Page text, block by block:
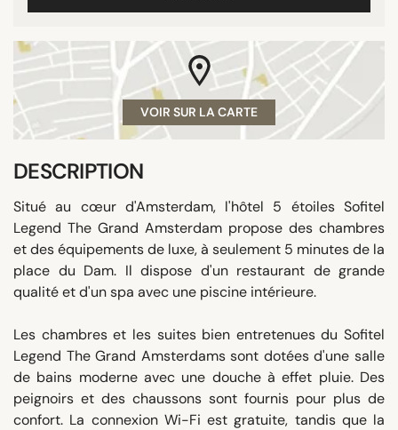
VOIR SUR LA CARTE
DESCRIPTION
Situé au cœur d'Amsterdam, l'hôtel 5 étoiles Sofitel
Legend The Grand Amsterdam propose des chambres
et des équipements de luxe, à seulement 5 minutes de la
place du Dam. Il dispose d'un restaurant de grande
qualité et d'un spa avec une piscine intérieure.
Les chambres et les suites bien entretenues du Sofitel
Legend The Grand Amsterdams sont dotées d'une salle
de bains moderne avec une douche à effet pluie. Des
peignoirs et des chaussons sont fournis pour plus de
confort. La connexion Wi-Fi est gratuite, tandis que la